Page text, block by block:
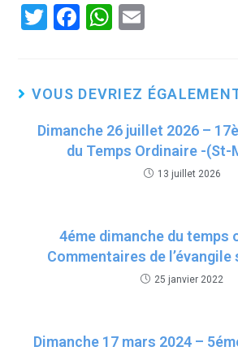
T
er
F
b
o
o
W
s
A
p
VOUS DEVRIEZ
Dimanche 26 juillet 2026 –
du Temps Ordinaire -
13 juillet 2026
4éme dimanche du temps
Commentaires de l’évangile
25 janvier 2022
Dimanche 17 mars 2024 –